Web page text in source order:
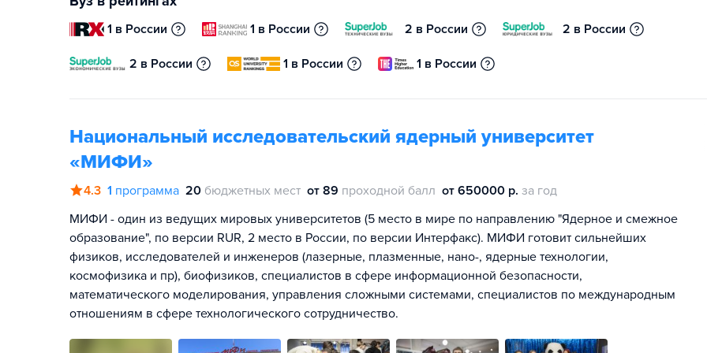
1 в России 1 в России 2 в России 2 в России
2 в России 1 в России 1 в России
Национальный исследовательский ядерный университет
«МИФИ»
4.3 1 программа 20 бюджетных мест от 89 проходной балл от 650000 р. за год
МИФИ - один из ведущих мировых университетов (5 место в мире по направлению "Ядерное и смежное
образование", по версии RUR, 2 место в России, по версии Интерфакс). МИФИ готовит сильнейших
физиков, исследователей и инженеров (лазерные, плазменные, нано-, ядерные технологии,
космофизика и пр), биофизиков, специалистов в сфере информационной безопасности,
математического моделирования, управления сложными системами, специалистов по международным
отношениям в сфере технологического сотрудничество.